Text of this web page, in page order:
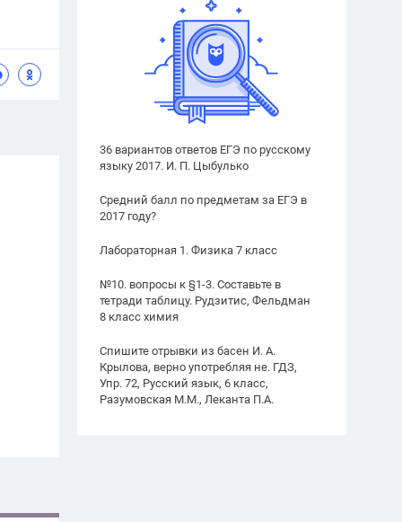
36 вариантов ответов ЕГЭ по русскому
языку 2017. И. П. Цыбулько
Средний балл по предметам за ЕГЭ в
2017 году?
Лабораторная 1. Физика 7 класс
№10. вопросы к §1-3. Составьте в
тетради таблицу. Рудзитис, Фельдман
8 класс химия
Спишите отрывки из басен И. А.
Крылова, верно употребляя не. ГДЗ,
Упр. 72, Русский язык, 6 класс,
Разумовская М.М., Леканта П.А.